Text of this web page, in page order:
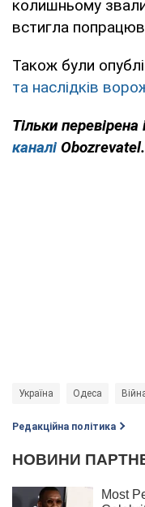
колишньому
встигла
Також були
та наслідків
Тільки
каналі
Україна Одеса
Редакційна політика